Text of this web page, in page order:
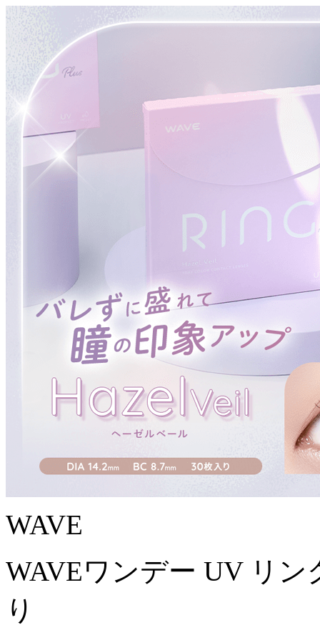
WAVE
WAVEワンデー UV リン
り